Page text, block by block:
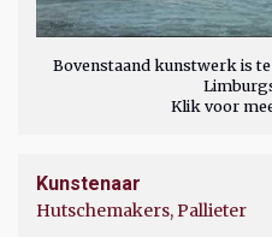
Bovenstaand kunstwerk is
Klik voor
Kunstenaar
Hutschemakers, Pallieter